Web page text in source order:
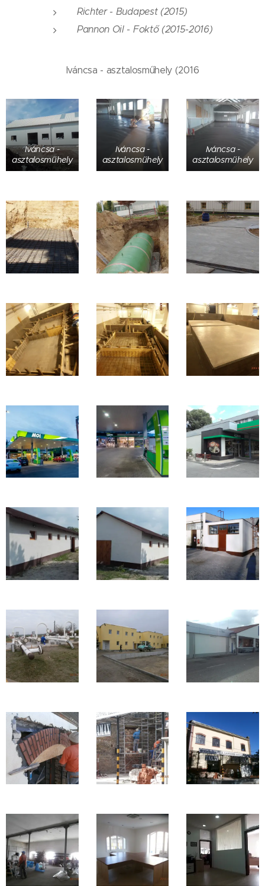
Richter - Budapest (2015)
Pannon Oil - Foktő (2015-2016)
Iváncsa - asztalosműhely (2016
Iváncsa -
asztalosműhely
Iváncsa -
asztalosműhely
Iváncsa -
asztalosműhely